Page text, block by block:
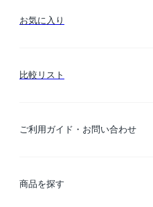
お気に入り
比較リスト
ご利用ガイド・お問い合わせ
ご利用ガイド
商品を探す